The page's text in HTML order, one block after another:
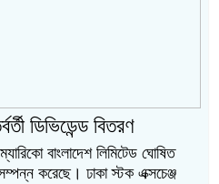
ডিভিডেন্ড বিতরণ
বাংলাদেশ লিমিটেড ঘোষিত
করেছে। ঢাকা স্টক এক্সচেঞ্জ